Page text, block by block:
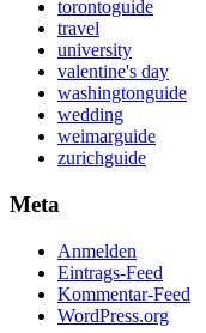
torontoguide
travel
university
valentine's day
washingtonguide
wedding
weimarguide
zurichguide
Meta
Anmelden
Eintrags-Feed
Kommentar-Feed
WordPress.org